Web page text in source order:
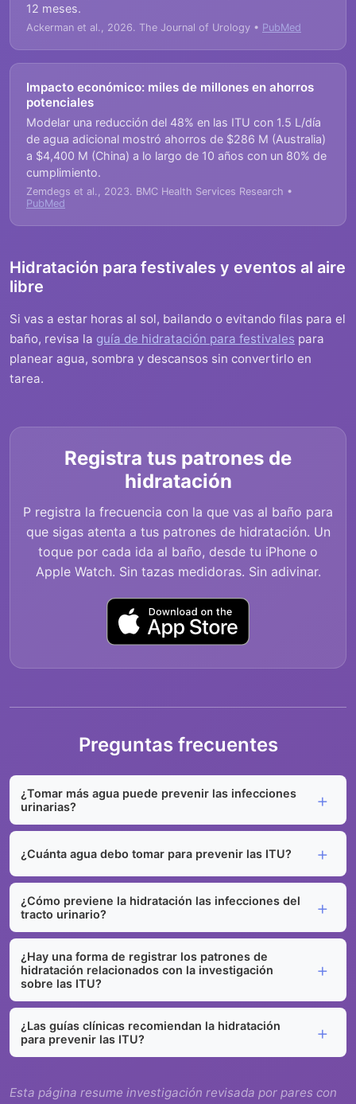
12 meses.
Ackerman et al., 2026. The Journal of Urology • PubMed
Impacto económico: miles de millones en ahorros
potenciales
Modelar una reducción del 48% en las ITU con 1.5 L/día
de agua adicional mostró ahorros de $286 M (Australia)
a $4,400 M (China) a lo largo de 10 años con un 80% de
cumplimiento.
Zemdegs et al., 2023. BMC Health Services Research •
PubMed
Hidratación para festivales y eventos al aire
libre
Si vas a estar horas al sol, bailando o evitando filas para el
baño, revisa la guía de hidratación para festivales para
planear agua, sombra y descansos sin convertirlo en
tarea.
Registra tus patrones de
hidratación
P registra la frecuencia con la que vas al baño para
que sigas atenta a tus patrones de hidratación. Un
toque por cada ida al baño, desde tu iPhone o
Apple Watch. Sin tazas medidoras. Sin adivinar.
Preguntas frecuentes
¿Tomar más agua puede prevenir las infecciones
urinarias?
¿Cuánta agua debo tomar para prevenir las ITU?
¿Cómo previene la hidratación las infecciones del
tracto urinario?
¿Hay una forma de registrar los patrones de
hidratación relacionados con la investigación
sobre las ITU?
¿Las guías clínicas recomiendan la hidratación
para prevenir las ITU?
Esta página resume investigación revisada por pares con